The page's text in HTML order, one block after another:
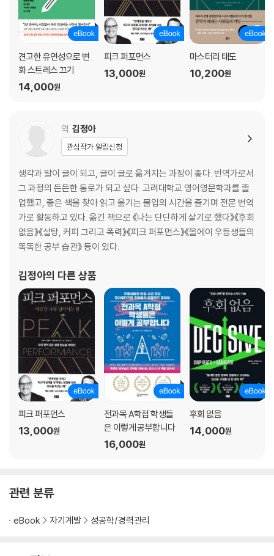
취약한 것이 살아남는다｜틈이 벌어질수록 단단하게 연결된다｜실천 1:
감정적 유연성 기르기｜실천 2: 하고 싶은 말 그대로 말하기｜실천 3: 누
구나 나름의 어려움이 있다｜마무리
5장 유대: 깊고 특별한 관계를 만든다
교감과 소속감은 인간의 기본 욕구｜불안은 외로움 속에서 커지고 안정은
유대감 속에서 커진다｜디지털 기술과 깊은 유대의 딜레마｜가상에서 연
｜실천 1: 의미 있는 집단에 참여하기｜실천 2: 관계의 양보다 질이 중요
하다｜실천 3: 허심탄회한 자문단 꾸리기｜마무리
6장 운동: 마음의 안정을 위해 몸을 움직인다
몸과 마음은 하나다｜움직일수록 불편함이 편안해진다｜집중력을 향상
시키는 운동｜지속과 반복의 힘｜나 자신에 대한 시험과 도전｜함께 운
동하면 유대도 깊어진다｜운동을 삶의 일부로 만드는 방법｜실천 1: 언제
든 어떤 식으로든 움직여라｜실천 2: 유산소성 체력 키우기｜실천 3: 몸
의 근육이 곧 마음의 근육｜마무리
2부 실천으로 완성되는 단단한 삶
7장 나를 만드는 건 생각이 아니라 행동이다
내면과 행위 일치시키기｜머리로 이해하는 것 이상이 필요하다｜복잡함
보다 강력한 단순함｜습관과 루틴은 의지보다 세다｜실천 1: 매일매일 조
금씩 실천하기｜실천 2: 자극, 행동, 보상 주기 만들기｜실천 3: 내 행동
뒤돌아보기｜실천 4: 함께 실천하는 그룹 만들기｜마무리
8장 과정에 집중하면 결과는 저절로 펼쳐진다
중요한 변화는 중요한 실천으로부터｜실패하면 다시 돌아오면 된다｜연
꽃 속 보석을 얻는 법
나가는 말 | 감사의 말 | 더 읽어 볼 책들 | 참고 자료
견고한 유연성으로 변
화 스트레스 끄기
14,000원
피크 퍼포먼스
13,000원
마스터리 태도
10,200원
역 김정아
관심작가 알림신청
생각과 말이 글이 되고, 글이 글로 옮겨지는 과정이 좋다. 번역가로서
그 과정의 든든한 통로가 되고 싶다. 고려대학교 영어영문학과를 졸
업했고, 좋은 책을 찾아 읽고 옮기는 몰입의 시간을 즐기며 전문 번역
가로 활동하고 있다. 옮긴 책으로 《나는 단단하게 살기로 했다》《후회
없음》《설탕, 커피 그리고 폭력》《피크 퍼포먼스》《올에이 우등생들의
똑똑한 공부 습관》 등이 있다.
김정아의 다른 상품
피크 퍼포먼스
13,000원
전과목 A학점 학생들
은 이렇게 공부합니다
16,000원
후회 없음
14,000원
관련 분류
eBook 자기계발 성공학/경력관리